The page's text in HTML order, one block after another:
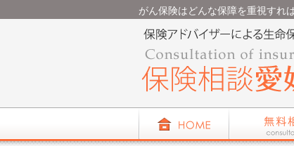
がん保険はどんな保障を重視すれ